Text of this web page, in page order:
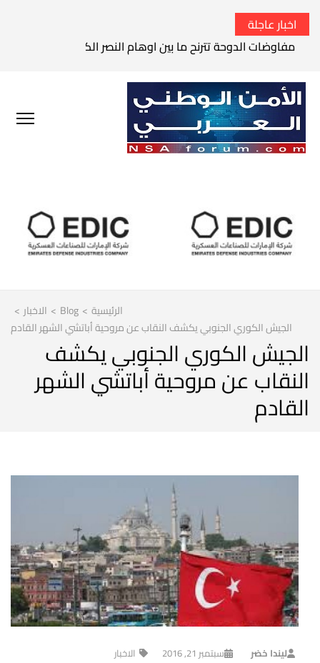
اخبار عاجلة
مفاوضات الدوحة تترنح ما بين اوهام النصر الكامل وواقع
الرئيسية >
Blog
> الاخبار >
الجيش الكوري الجنوبي يكشف النقاب عن مروحية أباتشي الشهر القادم
الجيش الكوري الجنوبي يكشف
النقاب عن مروحية أباتشي الشهر
القادم
ليندا خضر سبتمبر 21, 2016
الاخبار